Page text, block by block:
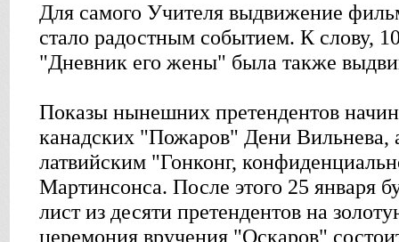
Для самого Учителя выдвижение
стало радостным событием. К слову,
"Дневник его жены" была также
Показы нынешних претендентов
канадских "Пожаров" Дени Вильнева,
латвийским "Гонконг,
Мартинсонса. После этого 25 января
лист из десяти претендентов на
церемония вручения "Оскаров"